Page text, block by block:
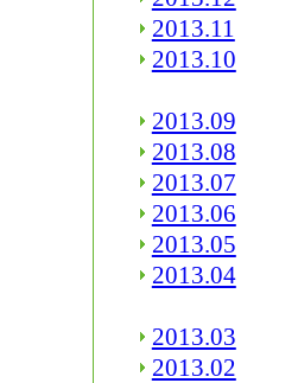
2013.11
2013.10
2013.09
2013.08
2013.07
2013.06
2013.05
2013.04
2013.03
2013.02